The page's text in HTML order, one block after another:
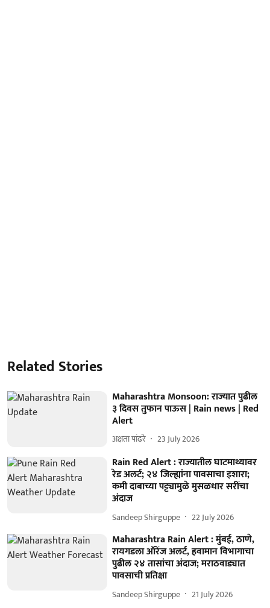
Related Stories
Maharashtra Monsoon: राज्यात पुढील
३ दिवस तुफान पाऊस | Rain news | Red
Alert
अक्षता पांढरे 23 July 2026
Rain Red Alert : राज्यातील घाटमाथ्यावर
रेड अलर्ट; २४ जिल्ह्यांना पावसाचा इशारा;
कमी दाबाच्या पट्ट्यामुळे मुसळधार सरींचा
अंदाज
Sandeep Shirguppe 22 July 2026
Maharashtra Rain Alert : मुंबई, ठाणे,
रायगडला ऑरेंज अलर्ट, हवामान विभागाचा
पुढील २४ तासांचा अंदाज; मराठवाड्यात
पावसाची प्रतिक्षा
Sandeep Shirguppe 21 July 2026